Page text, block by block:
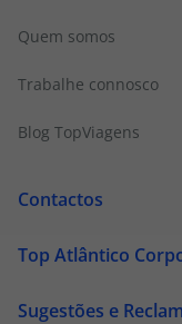
Quem somos
Trabalhe connosco
Blog TopViagens
Contactos
Top Atlântico
Sugestões e